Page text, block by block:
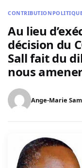
CONTRIBUTION
Au lieu
décision du
Sall fait du
nous
Ange-Marie